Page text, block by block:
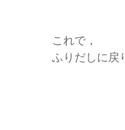
これで，
ふりだしに戻